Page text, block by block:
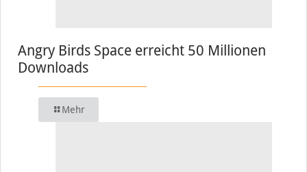
Angry Birds Space erreicht 50 Millionen
Downloads
Mehr